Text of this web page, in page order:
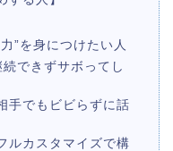
”を身につけたい人
できずサボってし
手でもビビらずに話
ルカスタマイズで構